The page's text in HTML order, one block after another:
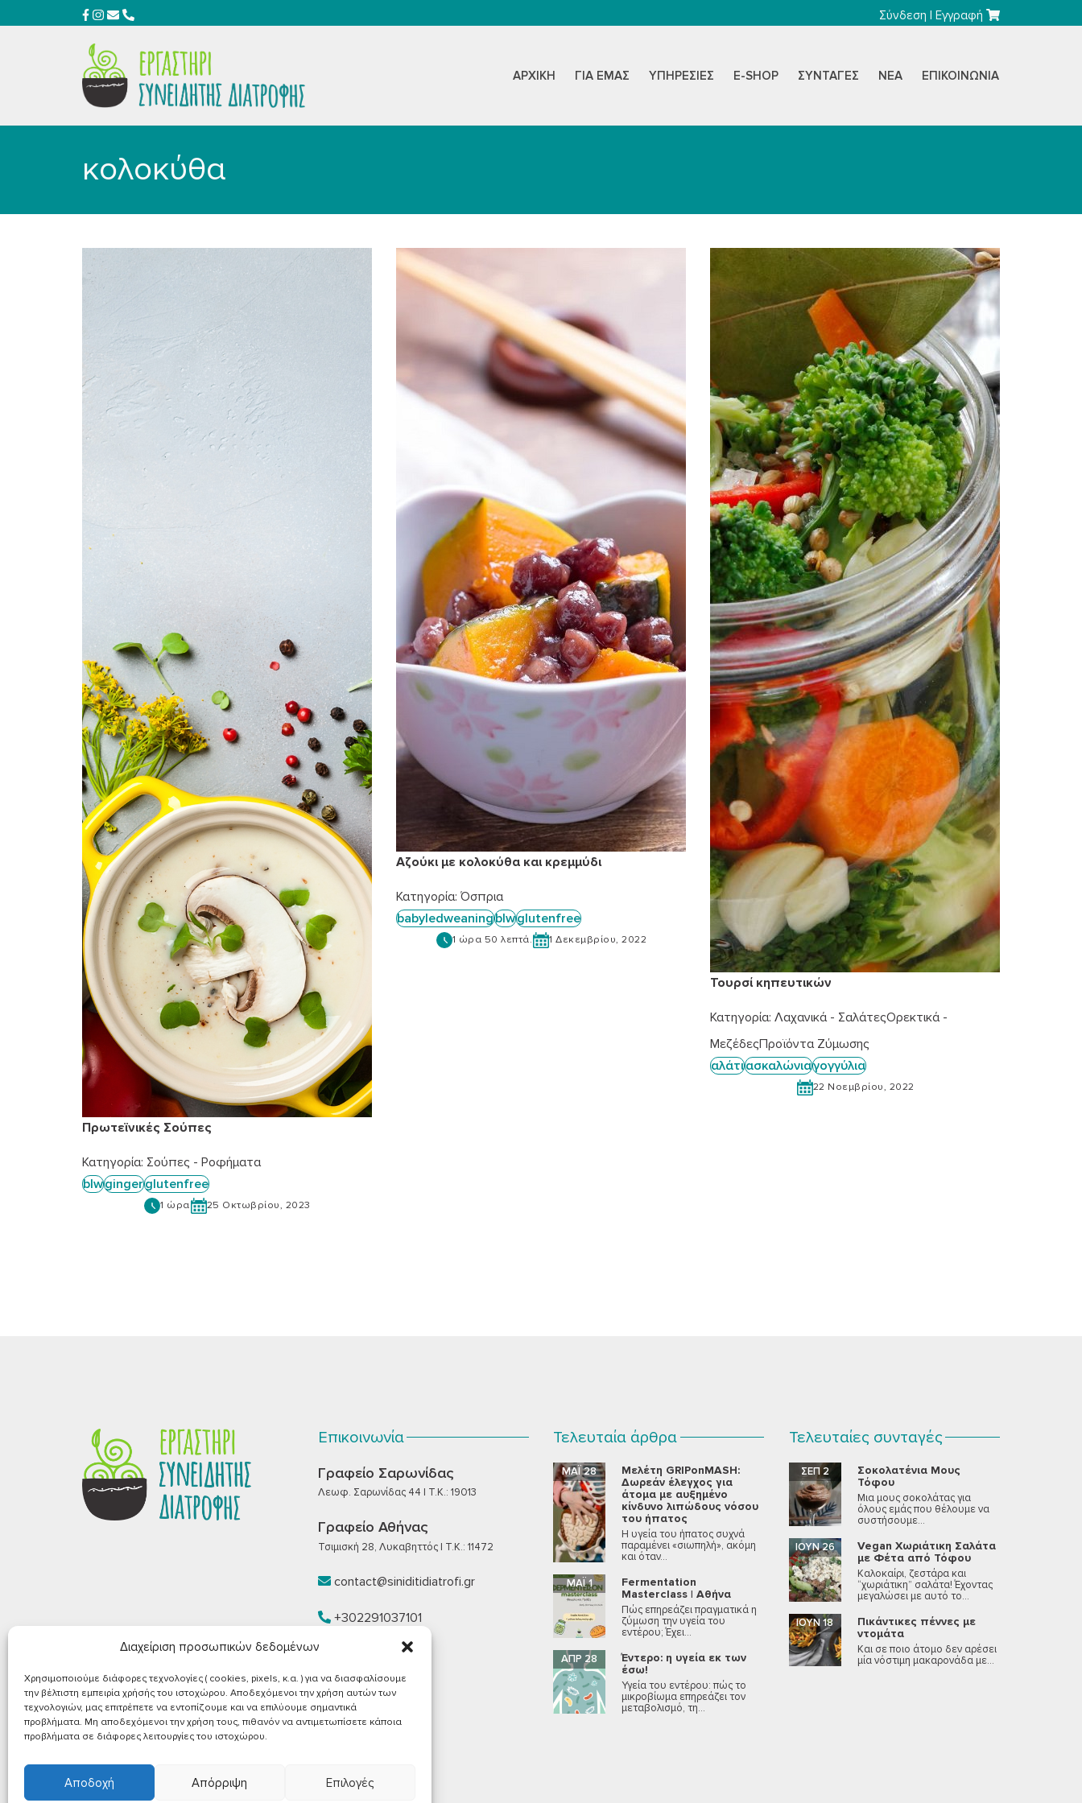
Διαχείριση προσωπικών δεδομένων
Χρησιμοποιούμε διάφορες τεχνολογίες ( cookies, pixels, κ.α. ) για να διασφαλίσουμε
την βέλτιστη εμπειρία χρήσής του ιστοχώρου. Αποδεχόμενοι την χρήση αυτών των
τεχνολογιών, μας επιτρέπετε να εντοπίζουμε και να επιλύουμε σημαντικά
προβλήματα. Μη αποδεχόμενοι την χρήση τους, πιθανόν να αντιμετωπίσετε κάποια
προβλήματα σε διάφορες λειτουργίες του ιστοχώρου.
Αποδοχή Απόρριψη Επιλογές
Σύνδεση |Εγγραφή
ΑΡΧΙΚΉ ΓΙΑ ΕΜΆΣ ΥΠΗΡΕΣΊΕΣ E-SHOP ΣΥΝΤΑΓΈΣ ΝΈΑ ΕΠΙΚΟΙΝΩΝΊΑ
κολοκύθα
Πρωτεϊνικές Σούπες
Κατηγορία: Σούπες - Ροφήματα
blwgingerglutenfree
1 ώρα 25 Οκτωβρίου, 2023
Αζούκι με κολοκύθα και κρεμμύδι
Κατηγορία: Όσπρια
babyledweaningblwglutenfree
1 ώρα 50 λεπτά. 1 Δεκεμβρίου, 2022
Τουρσί κηπευτικών
Κατηγορία: Λαχανικά - ΣαλάτεςΟρεκτικά -
ΜεζέδεςΠροϊόντα Ζύμωσης
αλάτιασκαλώνιαγογγύλια
22 Νοεμβρίου, 2022
Επικοινωνία
Γραφείο Σαρωνίδας
Λεωφ. Σαρωνίδας 44 | T.K.: 19013
Γραφείο Αθήνας
Τσιμισκή 28, Λυκαβηττός | T.K.: 11472
contact@siniditidiatrofi.gr
+302291037101
+306940715140
Τελευταία άρθρα
Μελέτη GRIPonMASH:
Δωρεάν έλεγχος για
άτομα με αυξημένο
κίνδυνο λιπώδους νόσου
του ήπατος
ΜΆΙ 28
Η υγεία του ήπατος συχνά
παραμένει «σιωπηλή», ακόμη
και όταν...
Fermentation
Masterclass | Αθήνα
ΜΆΙ 1
Πώς επηρεάζει πραγματικά η
ζύμωση την υγεία του
εντέρου; Έχει...
Έντερο: η υγεία εκ των
έσω!
ΑΠΡ 28
Υγεία του εντέρου: πώς το
μικροβίωμα επηρεάζει τον
μεταβολισμό, τη...
Τελευταίες συνταγές
Σοκολατένια Μους
Τόφου
ΣΕΠ 2
Μια μους σοκολάτας για
όλους εμάς που θέλουμε να
συστήσουμε...
Vegan Χωριάτικη Σαλάτα
με Φέτα από Τόφου
ΙΟΎΝ 26
Καλοκαίρι, ζεστάρα και
“χωριάτικη” σαλάτα! Έχοντας
μεγαλώσει με αυτό το...
Πικάντικες πέννες με
ντομάτα
ΙΟΎΝ 18
Και σε ποιο άτομο δεν αρέσει
μία νόστιμη μακαρονάδα με...